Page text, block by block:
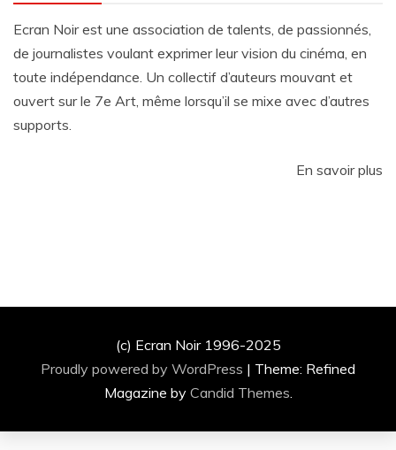
Ecran Noir est une association de talents, de passionnés,
de journalistes voulant exprimer leur vision du cinéma, en
toute indépendance. Un collectif d’auteurs mouvant et
ouvert sur le 7e Art, même lorsqu’il se mixe avec d’autres
supports.
En savoir plus
(c) Ecran Noir 1996-2025
Proudly powered by WordPress | Theme: Refined
Magazine by Candid Themes.